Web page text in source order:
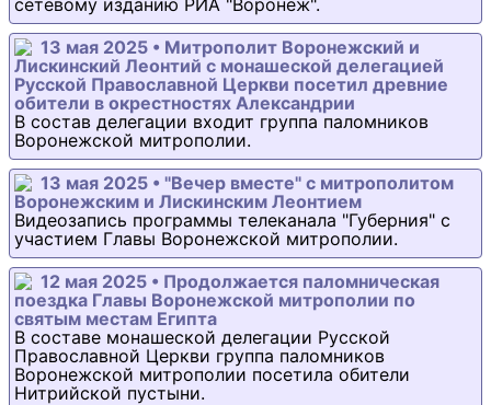
сетевому изданию РИА "Воронеж".
13 мая 2025 • Митрополит Воронежский и
Лискинский Леонтий с монашеской делегацией
Русской Православной Церкви посетил древние
обители в окрестностях Александрии
В состав делегации входит группа паломников
Воронежской митрополии.
13 мая 2025 • "Вечер вместе" с митрополитом
Воронежским и Лискинским Леонтием
Видеозапись программы телеканала "Губерния" с
участием Главы Воронежской митрополии.
12 мая 2025 • Продолжается паломническая
поездка Главы Воронежской митрополии по
святым местам Египта
В составе монашеской делегации Русской
Православной Церкви группа паломников
Воронежской митрополии посетила обители
Нитрийской пустыни.